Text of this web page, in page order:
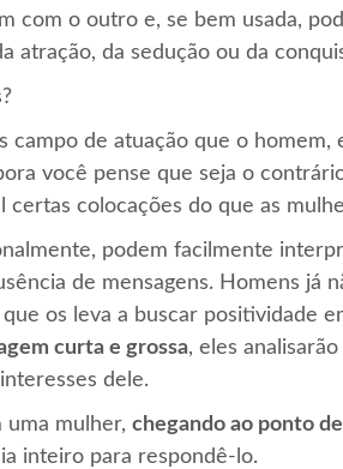
com o outro e, se bem usada,
atração, da sedução ou da
de atuação que o homem,
você pense que seja o
colocações do que as
podem facilmente
de mensagens. Homens já
os leva a buscar positividade
curta e grossa, eles
dele.
uma mulher, chegando ao ponto
inteiro para respondê-lo.